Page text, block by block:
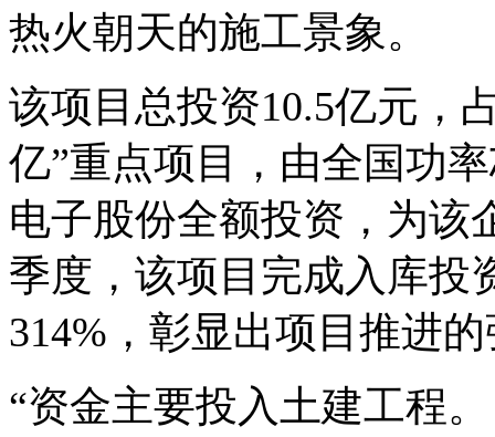
热火朝天的施工景象。
该项目总投资10.5亿元，
亿”重点项目，由全国功
电子股份全额投资，为该
季度，该项目完成入库投
314%，彰显出项目推进
“资金主要投入土建工程